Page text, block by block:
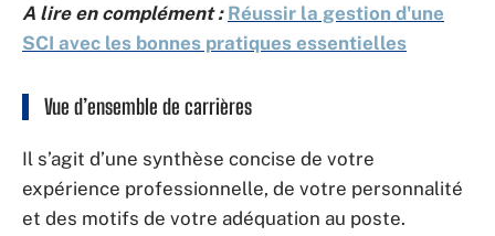
A lire en complément : Réussir la gestion d'une
SCI avec les bonnes pratiques essentielles
Vue d’ensemble de carrières
Il s’agit d’une synthèse concise de votre
expérience professionnelle, de votre personnalité
et des motifs de votre adéquation au poste.